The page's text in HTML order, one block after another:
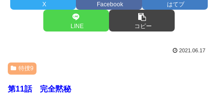
X Facebook はてブ
LINE コピー
2021.06.17
特捜9
第11話 完全黙秘